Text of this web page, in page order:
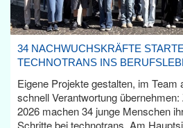
34 NACHWUCHSKRÄFTE
TECHNOTRANS INS
Eigene Projekte gestalten, im Team
schnell Verantwortung
2026 machen 34 junge Menschen
Schritte bei technotrans. Am